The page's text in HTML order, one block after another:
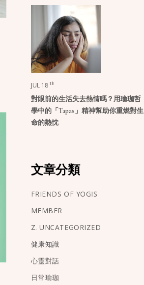
JUL 18 th
對眼前的生活失去熱情嗎？用瑜珈哲
學中的「Tapas」精神幫助你重燃對生
命的熱忱
文章分類
FRIENDS OF YOGIS
MEMBER
Z. UNCATEGORIZED
健康知識
心靈對話
日常瑜珈